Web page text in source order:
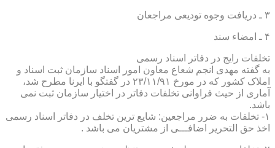
۳ ـ دریافت وجوه تودیعی مراجعان
۴ ـ امضاء سند
تخلفات رایج در دفاتر اسناد رسمی
به گفته مهدی انجم شعاع معاون امور اسناد سازمان ثبت اسناد و
املاک کشور که در مورخ ۲۳/۱۱/۹۱ در گفتگو با ایرنا مطرح شد،
آماری از حیث فراوانی تخلفات دفاتر در اختیار سازمان ثبت نمی
باشد.
۱- تخلفات به ضرر مراجعین: شایع ترین تخلف در دفاتر اسناد رسمی
اخذ حق التحریر اضافـــی از مشتریان می باشد .